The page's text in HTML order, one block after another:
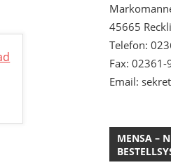
45665
Telefon:
Fax: 02361-
Email:
MENSA –